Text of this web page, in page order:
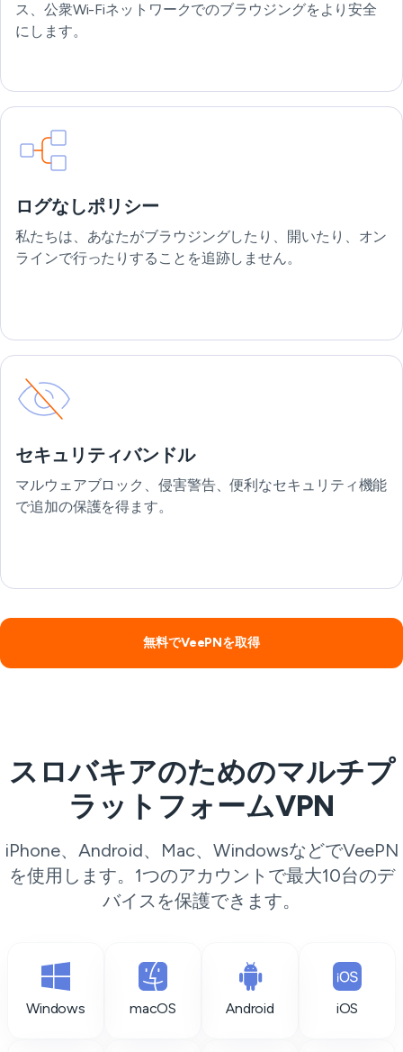
ス、公衆Wi-Fiネットワークでのブラウジングをより安全
にします。
ログなしポリシー
私たちは、あなたがブラウジングしたり、開いたり、オン
ラインで行ったりすることを追跡しません。
セキュリティバンドル
マルウェアブロック、侵害警告、便利なセキュリティ機能
で追加の保護を得ます。
無料でVeePNを取得
スロバキアのためのマルチプ
ラットフォームVPN
iPhone、Android、Mac、WindowsなどでVeePN
を使用します。1つのアカウントで最大10台のデ
バイスを保護できます。
Windows macOS Android iOS